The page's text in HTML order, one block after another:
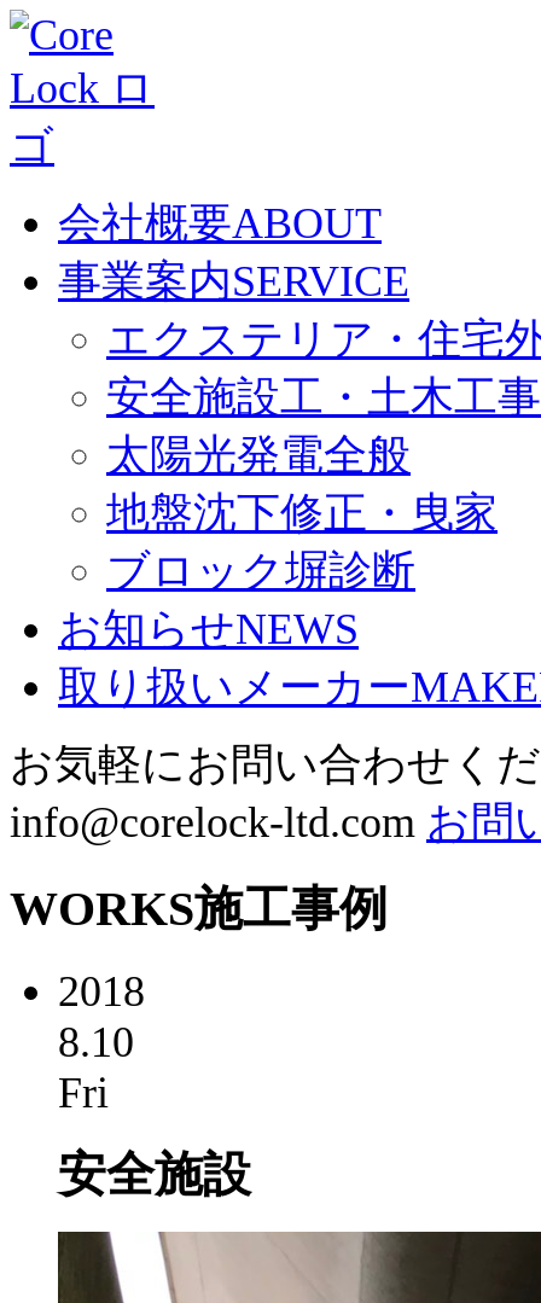
会社概要ABOUT
事業案内SERVICE
エクステリア・住宅
安全施設工・土木工事
太陽光発電全般
地盤沈下修正・曳家
ブロック塀診断
お知らせNEWS
取り扱いメーカー
お気軽にお問い合わせく
info@corelock-ltd.com お問
WORKS施工事例
2018
8.10
Fri
安全施設